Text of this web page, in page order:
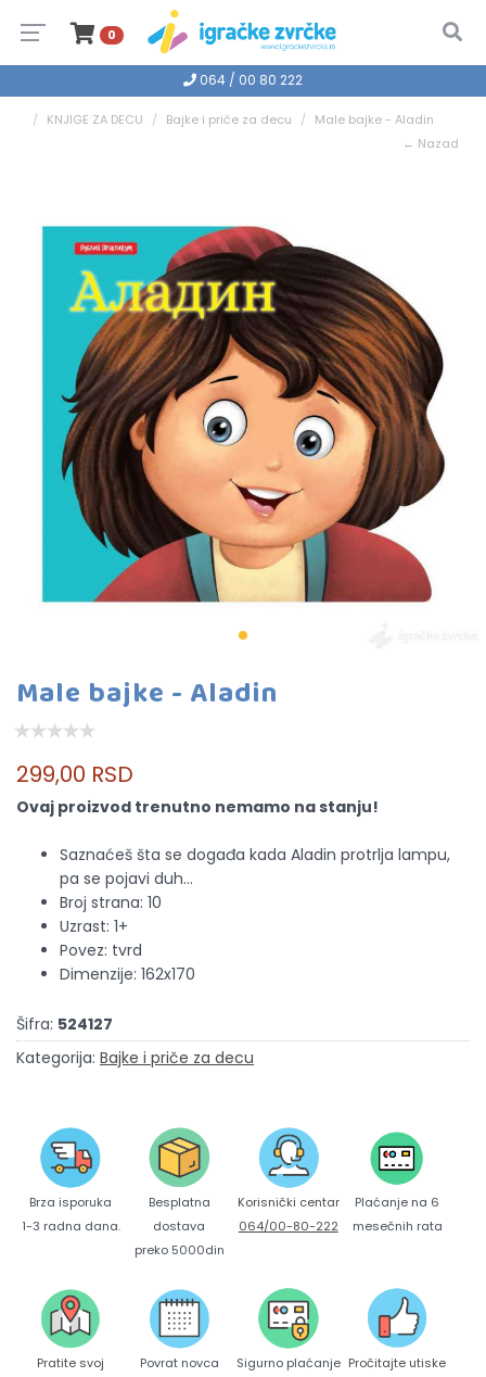
0
064 / 00 80 222
KNJIGE ZA DECU Bajke i priče za decu
Male bajke - Aladin
← Nazad
Male bajke - Aladin
299,00 RSD
Ovaj proizvod trenutno nemamo na stanju!
Saznaćeš šta se događa kada Aladin protrlja lampu,
pa se pojavi duh...
Broj strana: 10
Uzrast: 1+
Povez: tvrd
Dimenzije: 162x170
Šifra: 524127
Kategorija: Bajke i priče za decu
Brza isporuka
1-3 radna dana.
Besplatna
dostava
preko 5000din
Korisnički centar
064/00-80-222
Plaćanje na 6
mesečnih rata
Pratite svoj
Povrat novca
Sigurno plaćanje Pročitajte utiske